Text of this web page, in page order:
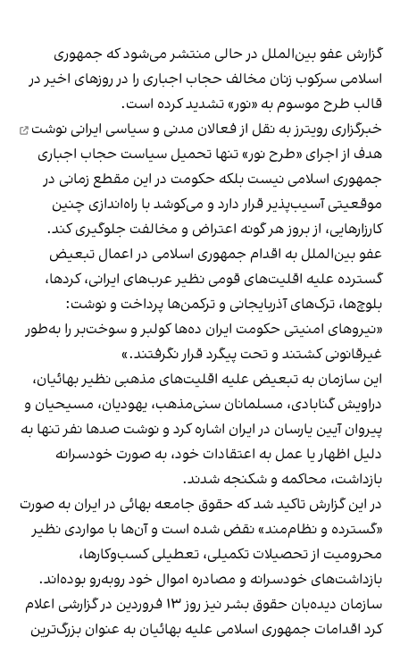
گزارش عفو بین‌الملل در حالی منتشر می‌شود که جمهوری
اسلامی سرکوب زنان مخالف حجاب اجباری را در روزهای اخیر در
قالب طرح موسوم به «نور» تشدید کرده است.
خبرگزاری رویترز به نقل از فعالان مدنی و سیاسی ایرانی نوشت
هدف از اجرای «طرح نور» تنها تحمیل سیاست حجاب اجباری
جمهوری اسلامی نیست بلکه حکومت در این مقطع زمانی در
موقعیتی آسیب‌پذیر قرار دارد و می‌کوشد با راه‌اندازی چنین
کارزارهایی، از بروز هر گونه اعتراض و مخالفت جلوگیری کند.
عفو بین‌الملل به اقدام جمهوری اسلامی در اعمال تبعیض
گسترده علیه اقلیت‌های قومی نظیر عرب‌های ایرانی، کردها،
بلوچ‌ها، ترک‌های آذربایجانی‌ و ترکمن‌ها پرداخت و نوشت:
«نیروهای امنیتی حکومت ایران ده‌ها کولبر و سوخت‌بر را به‌طور
غیرقانونی کشتند و تحت پیگرد قرار نگرفتند.»
این سازمان به تبعیض علیه اقلیت‌های مذهبی نظیر بهائیان،
دراویش گنابادی، مسلمانان سنی‌مذهب، یهودیان، مسیحیان و
پیروان آیین یارسان در ایران اشاره کرد و نوشت صدها نفر تنها به
دلیل اظهار یا عمل به اعتقادات خود، به صورت خودسرانه
بازداشت، محاکمه و شکنجه شدند.
در این گزارش تاکید شد که حقوق جامعه بهائی در ایران به صورت
«گسترده و نظام‌مند» نقض شده است و آن‌ها با مواردی نظیر
محرومیت از تحصیلات تکمیلی، تعطیلی کسب‌وکارها،
بازداشت‌های خودسرانه و مصادره اموال خود روبه‌رو بوده‌اند.
سازمان دیده‌بان حقوق بشر نیز روز ۱۳ فروردین در گزارشی اعلام
کرد اقدامات جمهوری اسلامی علیه بهائیان به عنوان بزرگ‌ترین